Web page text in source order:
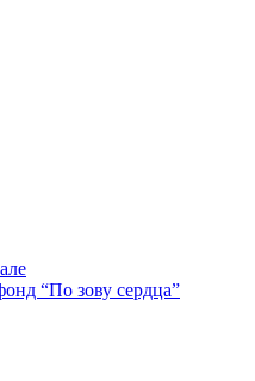
“По зову сердца”